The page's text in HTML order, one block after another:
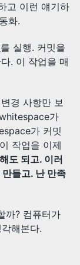
고 이런 얘기하
화.
를 실행. 커밋을
. 이 작업을 매
경 사항만 보
가
가 커밋
작업을 이제
도 되고. 이러
들고. 난 만족
까? 컴퓨터가
해본다.